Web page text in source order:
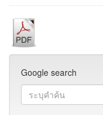
Google search